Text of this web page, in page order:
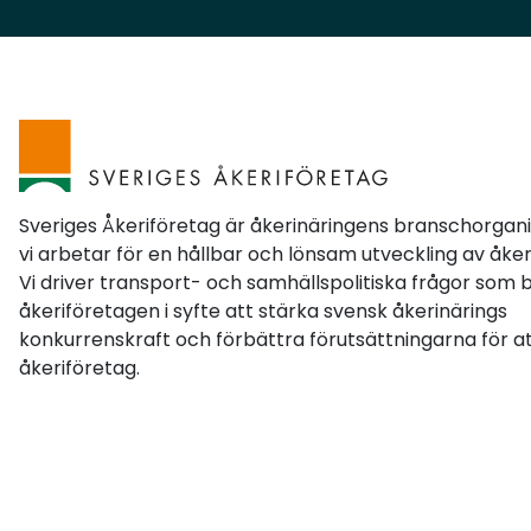
mer gods med mindre resursåtgång kan bidra
och minskad klimatpåverkan.Flexiblare vägnät
vid störningarÄven möjligheten att tillfälligt
ändra en vägs bärighetsklass är ett viktigt steg
framåt. Det kan skapa större flexibilitet vid
olyckor, vägarbeten och förändrade
tjälförhållanden. För den tunga trafiken kan det
innebära bättre framkomlighet, färre onödiga
omvägar och effektivare transporter vid
störningar.Ett steg i rätt riktningVi har under
Sveriges Åkeriföretag är åkerinäringens
vi arbetar för en hållbar och lönsam utveckling av
Vi driver transport- och samhällspolitiska frågor som
åkeriföretagen i syfte att stärka svensk åkerinärings
konkurrenskraft och förbättra förutsättningarna för
åkeriföretag.